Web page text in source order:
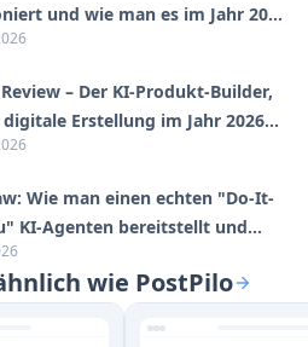
und wie man es im Jahr 2026
– Der KI-Produkt-Builder,
Erstellung im Jahr 2026
Wie man einen echten "Do-It-
KI-Agenten bereitstellt und
(2026 Update)
wie PostPilo